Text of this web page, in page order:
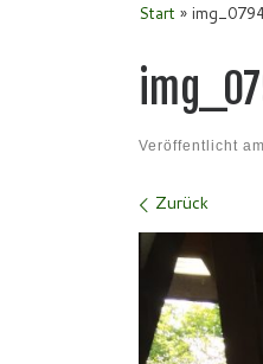
Start »
Veröffentlicht am
Bilder
Zurück